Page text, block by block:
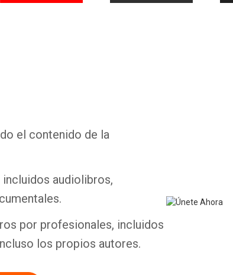
el contenido de la
audiolibros,
por profesionales, incluidos
los propios autores.